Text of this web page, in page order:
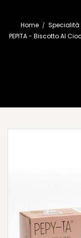
Home Specialità
PEPITA - Biscotto Al